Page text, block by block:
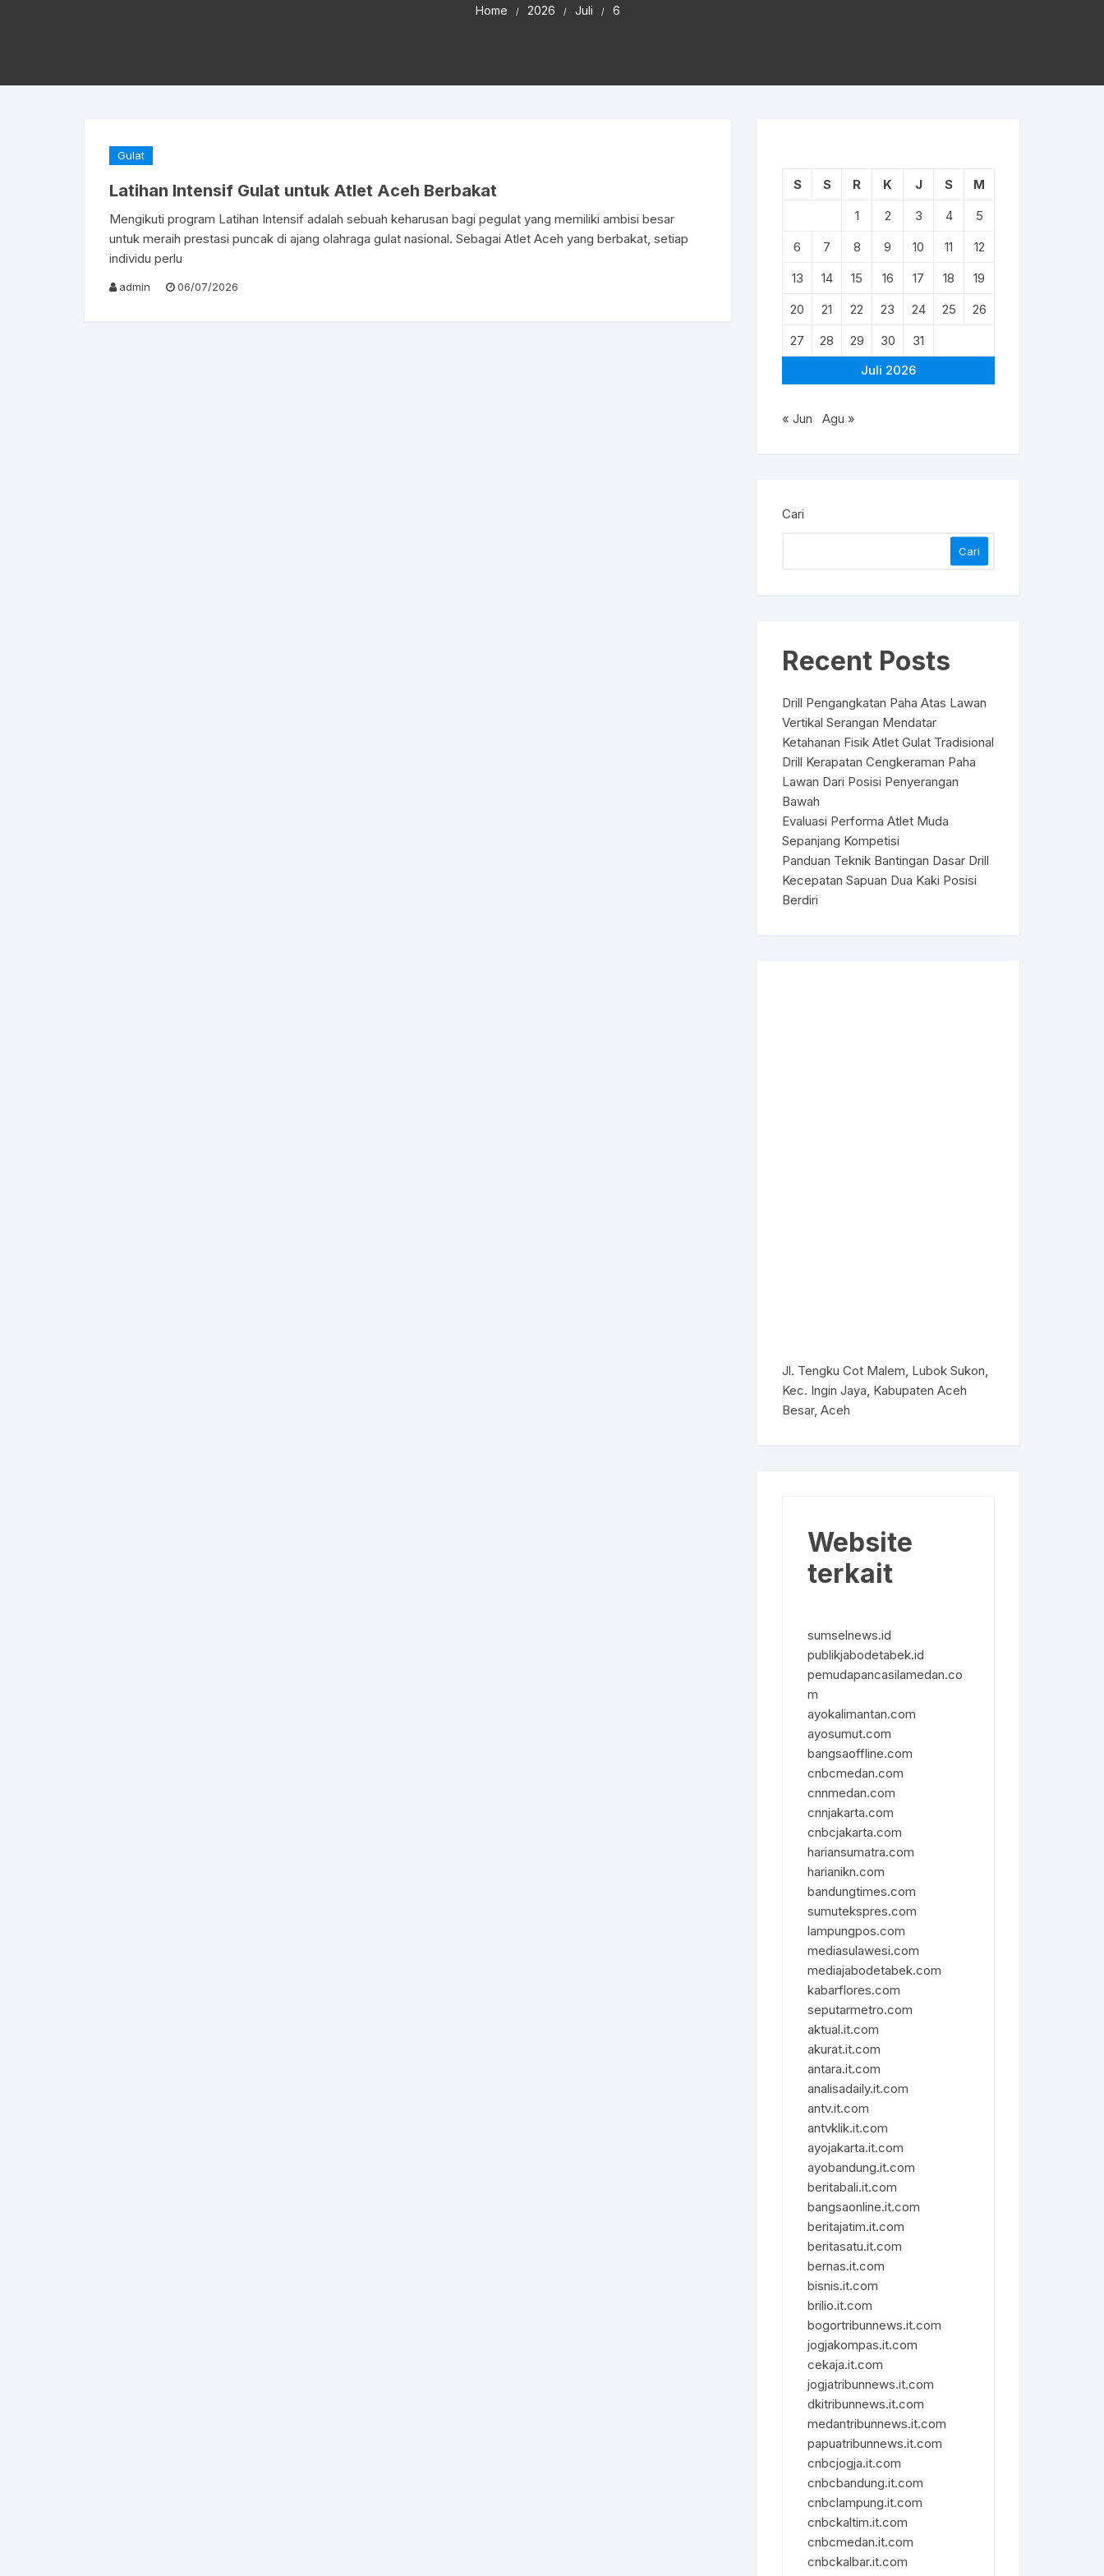
Home 2026 Juli 6
Gulat
Latihan Intensif Gulat untuk Atlet Aceh Berbakat
Mengikuti program Latihan Intensif adalah sebuah keharusan bagi pegulat yang memiliki ambisi besar
untuk meraih prestasi puncak di ajang olahraga gulat nasional. Sebagai Atlet Aceh yang berbakat, setiap
individu perlu
admin 06/07/2026
Juli 2026
S S R K J S
M
1
2 3 4
5
6
7 8 9 10 11
12
13
14 15 16 17 18
19
20
21 22 23 24 25
26
27
28 29 30 31
« Jun Agu »
Cari
Cari
Recent Posts
Drill Pengangkatan Paha Atas Lawan
Vertikal Serangan Mendatar
Ketahanan Fisik Atlet Gulat Tradisional
Drill Kerapatan Cengkeraman Paha
Lawan Dari Posisi Penyerangan
Bawah
Evaluasi Performa Atlet Muda
Sepanjang Kompetisi
Panduan Teknik Bantingan Dasar Drill
Kecepatan Sapuan Dua Kaki Posisi
Berdiri
Jl. Tengku Cot Malem, Lubok Sukon,
Kec. Ingin Jaya, Kabupaten Aceh
Besar, Aceh
Website
terkait
sumselnews.id
publikjabodetabek.id
pemudapancasilamedan.co
m
ayokalimantan.com
ayosumut.com
bangsaoffline.com
cnbcmedan.com
cnnmedan.com
cnnjakarta.com
cnbcjakarta.com
hariansumatra.com
harianikn.com
bandungtimes.com
sumutekspres.com
lampungpos.com
mediasulawesi.com
mediajabodetabek.com
kabarflores.com
seputarmetro.com
aktual.it.com
akurat.it.com
antara.it.com
analisadaily.it.com
antv.it.com
antvklik.it.com
ayojakarta.it.com
ayobandung.it.com
beritabali.it.com
bangsaonline.it.com
beritajatim.it.com
beritasatu.it.com
bernas.it.com
bisnis.it.com
brilio.it.com
bogortribunnews.it.com
jogjakompas.it.com
cekaja.it.com
jogjatribunnews.it.com
dkitribunnews.it.com
medantribunnews.it.com
papuatribunnews.it.com
cnbcjogja.it.com
cnbcbandung.it.com
cnbclampung.it.com
cnbckaltim.it.com
cnbcmedan.it.com
cnbckalbar.it.com